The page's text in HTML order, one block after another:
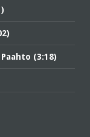
(3:18)